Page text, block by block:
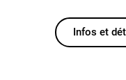
Infos et